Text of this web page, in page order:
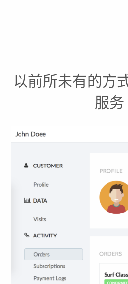
以前所未有的方
服务